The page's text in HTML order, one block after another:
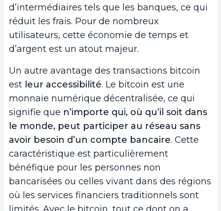
d’intermédiaires tels que les banques, ce qui
réduit les frais. Pour de nombreux
utilisateurs, cette économie de temps et
d’argent est un atout majeur.
Un autre avantage des transactions bitcoin
est leur accessibilité. Le bitcoin est une
monnaie numérique décentralisée, ce qui
signifie que n’importe qui, où qu’il soit dans
le monde, peut participer au réseau sans
avoir besoin d’un compte bancaire. Cette
caractéristique est particulièrement
bénéfique pour les personnes non
bancarisées ou celles vivant dans des régions
où les services financiers traditionnels sont